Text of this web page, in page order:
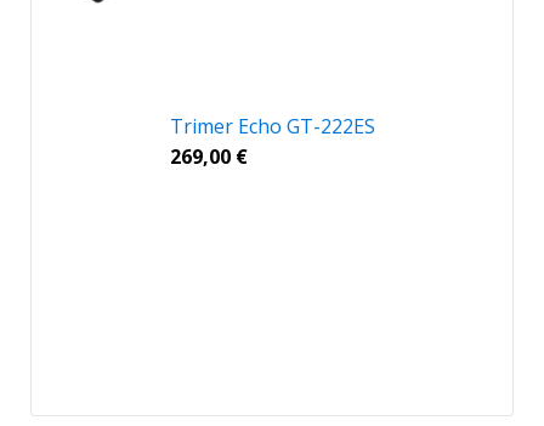
Trimer Echo GT-222ES
269,00 €